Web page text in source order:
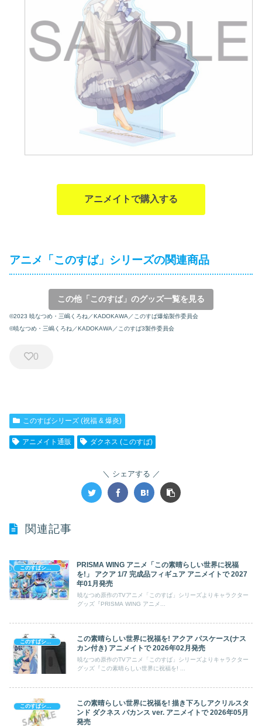
アニメイトで購入する
アニメ「このすば」シリーズの関連商品
この他「このすば」のグッズ一覧を見る
©2023 暁なつめ・三嶋くろね／KADOKAWA／このすば爆焔製作委員会
©暁なつめ・三嶋くろね／KADOKAWA／このすば3製作委員会
0
このすばシリーズ (祝福 & 爆炎)
アニメイト通販 ダクネス (このすば)
シェアする
関連記事
このすばシリーズ (祝福 & 爆炎)
PRISMA WING アニメ「この素晴らしい世界に祝福
を!」 アクア 1/7 完成品フィギュア アニメイトで 2027
年01月発売
暁なつめ原作のTVアニメ「このすば」シリーズよりキャラクター
グッズ『PRISMA WING アニメ...
このすばシリーズ (祝福 & 爆炎)
この素晴らしい世界に祝福を! アクア パスケース(ナス
カン付き) アニメイトで 2026年02月発売
暁なつめ原作のTVアニメ「このすば」シリーズよりキャラクター
グッズ『この素晴らしい世界に祝福を! ...
このすばシリーズ (祝福 & 爆炎)
この素晴らしい世界に祝福を! 描き下ろしアクリルスタ
ンド ダクネス バカンス ver. アニメイトで 2026年05月
発売